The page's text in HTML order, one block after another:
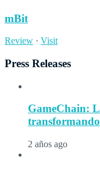
mBit
Review · Visit
Press Releases
GameChain:
2 años ago